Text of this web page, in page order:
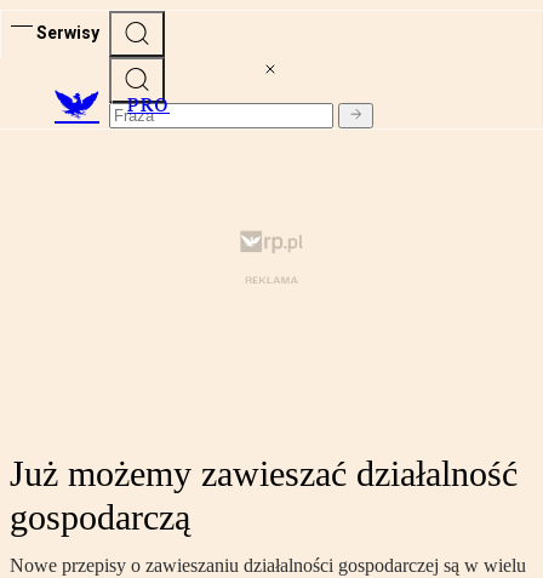
Serwisy
PRO
Już możemy zawieszać działalność
gospodarczą
Nowe przepisy o zawieszaniu działalności gospodarczej są w wielu